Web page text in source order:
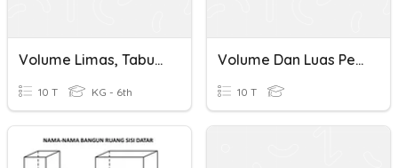
Volume Limas, Tabung Dan Kerucut
10 T KG - 6th
Volume Dan Luas Permukaan Kerucut
10 T